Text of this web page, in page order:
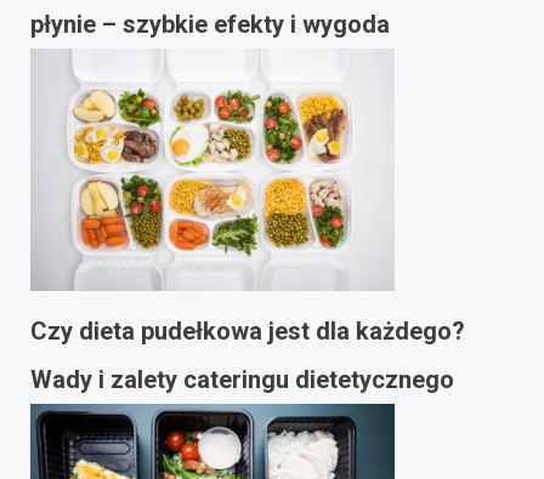
płynie – szybkie efekty i wygoda
Czy dieta pudełkowa jest dla każdego?
Wady i zalety cateringu dietetycznego